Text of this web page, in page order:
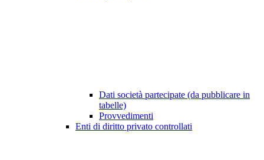
Dati società partecipate (da pubblicare in
tabelle)
Provvedimenti
Enti di diritto privato controllati